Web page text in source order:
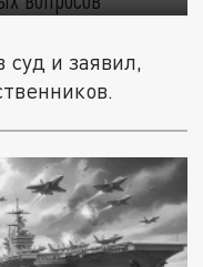
суд и заявил,